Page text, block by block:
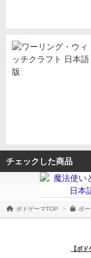
チェックした商品
ボドゲーマTOP ボ
【ボ